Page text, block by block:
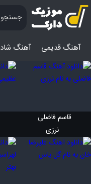
آهنگ قدیمی آهنگ‌ شاد
قاسم فاضلی
نرزی